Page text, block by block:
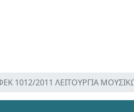
1012/2011 ΛΕΙΤΟΥΡΓΙΑ